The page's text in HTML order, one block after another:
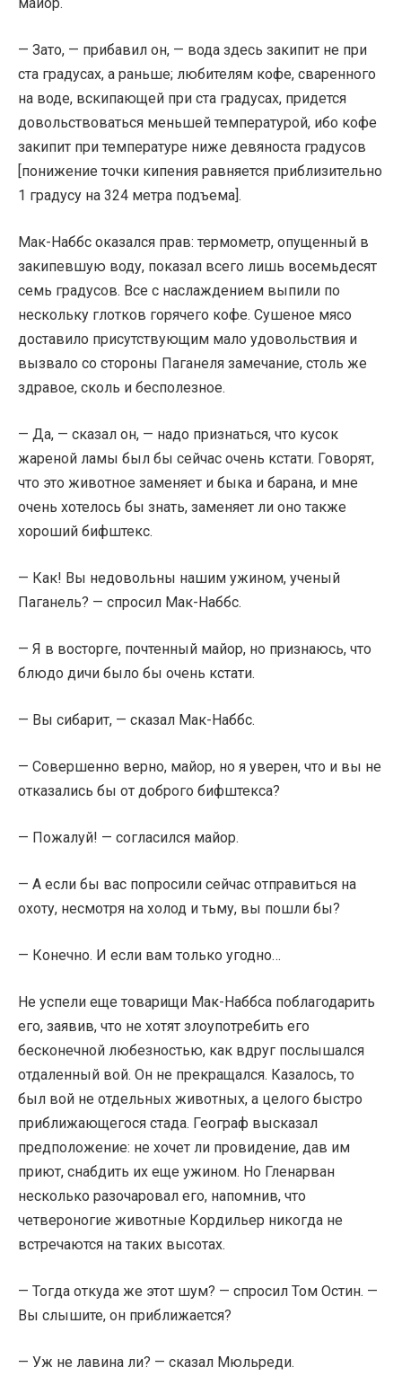
майор.
— Зато, — прибавил он, — вода здесь закипит не при
ста градусах, а раньше; любителям кофе, сваренного
на воде, вскипающей при ста градусах, придется
довольствоваться меньшей температурой, ибо кофе
закипит при температуре ниже девяноста градусов
[понижение точки кипения равняется приблизительно
1 градусу на 324 метра подъема].
Мак-Наббс оказался прав: термометр, опущенный в
закипевшую воду, показал всего лишь восемьдесят
семь градусов. Все с наслаждением выпили по
нескольку глотков горячего кофе. Сушеное мясо
доставило присутствующим мало удовольствия и
вызвало со стороны Паганеля замечание, столь же
здравое, сколь и бесполезное.
— Да, — сказал он, — надо признаться, что кусок
жареной ламы был бы сейчас очень кстати. Говорят,
что это животное заменяет и быка и барана, и мне
очень хотелось бы знать, заменяет ли оно также
хороший бифштекс.
— Как! Вы недовольны нашим ужином, ученый
Паганель? — спросил Мак-Наббс.
— Я в восторге, почтенный майор, но признаюсь, что
блюдо дичи было бы очень кстати.
— Вы сибарит, — сказал Мак-Наббс.
— Совершенно верно, майор, но я уверен, что и вы не
отказались бы от доброго бифштекса?
— Пожалуй! — согласился майор.
— А если бы вас попросили сейчас отправиться на
охоту, несмотря на холод и тьму, вы пошли бы?
— Конечно. И если вам только угодно…
Не успели еще товарищи Мак-Наббса поблагодарить
его, заявив, что не хотят злоупотребить его
бесконечной любезностью, как вдруг послышался
отдаленный вой. Он не прекращался. Казалось, то
был вой не отдельных животных, а целого быстро
приближающегося стада. Географ высказал
предположение: не хочет ли провидение, дав им
приют, снабдить их еще ужином. Но Гленарван
несколько разочаровал его, напомнив, что
четвероногие животные Кордильер никогда не
встречаются на таких высотах.
— Тогда откуда же этот шум? — спросил Том Остин. —
Вы слышите, он приближается?
— Уж не лавина ли? — сказал Мюльреди.